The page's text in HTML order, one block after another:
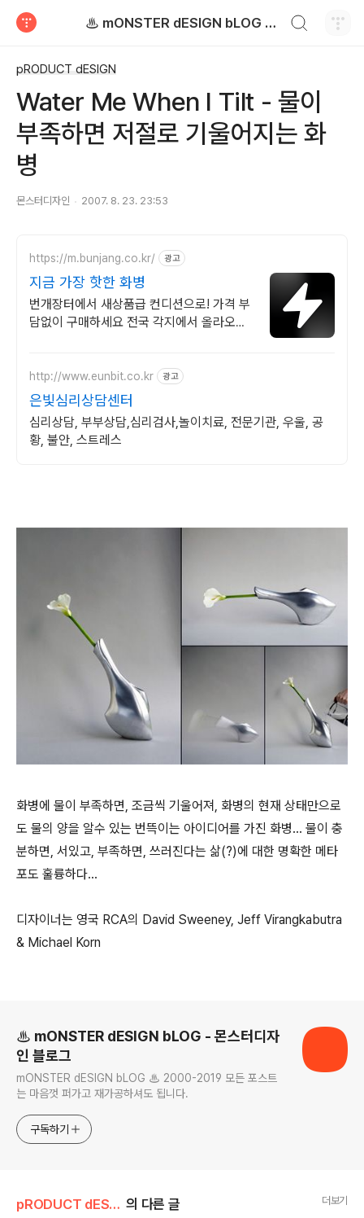
♨ mONSTER dESIGN bLOG - 몬스터디자인 블로그
pRODUCT dESIGN
Water Me When I Tilt - 물이
부족하면 저절로 기울어지는 화
병
몬스터디자인 2007. 8. 23. 23:53
https://m.bunjang.co.kr/ 광고
지금 가장 핫한 화병
번개장터에서 새상품급 컨디션으로! 가격 부
담없이 구매하세요 전국 각지에서 올라오는
http://www.eunbit.co.kr 광고
은빛심리상담센터
심리상담, 부부상담,심리검사,놀이치료, 전문기관, 우울, 공
황, 불안, 스트레스
화병에 물이 부족하면, 조금씩 기울어져, 화병의 현재 상태만으로
도 물의 양을 알수 있는 번뜩이는 아이디어를 가진 화병... 물이 충
분하면, 서있고, 부족하면, 쓰러진다는 삶(?)에 대한 명확한 메타
포도 훌륭하다...
디자이너는 영국 RCA의 David Sweeney, Jeff Virangkabutra
& Michael Korn
♨ mONSTER dESIGN bLOG - 몬스터디자
인 블로그
mONSTER dESIGN bLOG ♨ 2000-2019 모든 포스트
는 마음껏 퍼가고 재가공하셔도 됩니다.
구독하기
pRODUCT dESIGN 의 다른 글 더보기